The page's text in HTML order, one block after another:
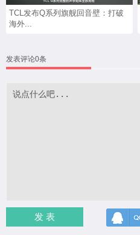
TCL发布Q系列旗舰回音壁：打破
海外...
发表评论0条
发 表